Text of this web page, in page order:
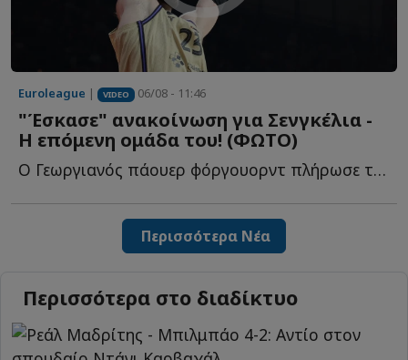
Euroleague | VIDEO 06/08 - 11:46
"Έσκασε" ανακοίνωση για Σενγκέλια -
Η επόμενη ομάδα του! (ΦΩΤΟ)
Ο Γεωργιανός πάουερ φόργουορντ πλήρωσε το buy out του σ...
Περισσότερα Νέα
Περισσότερα στο διαδίκτυο